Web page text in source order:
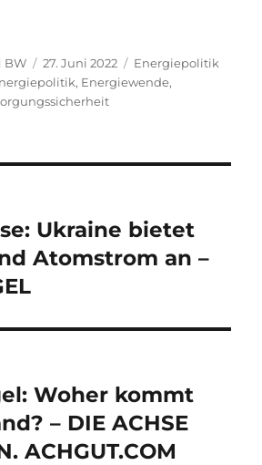
BW
Veröffentlicht
am
27. Juni 2022 Kategorien
Energiepolitik
, Energiewende,
Ukraine bietet
Atomstrom an –
Woher kommt
– DIE ACHSE
ACHGUT.COM